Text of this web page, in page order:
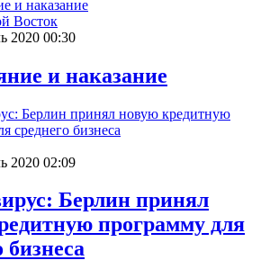
Восток
2020 00:30
и наказание
2020 02:09
Берлин принял
программу для
бизнеса